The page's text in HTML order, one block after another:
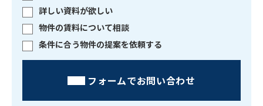
詳しい資料が欲しい
物件の賃料について相談
条件に合う物件の提案を依頼する
フォームでお問い合わせ